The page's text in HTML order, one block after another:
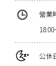
營業
公休